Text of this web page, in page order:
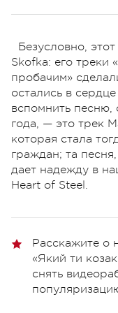
Безусловно,
Skofka: его треки
пробачим»
остались в
вспомнить песню,
года, — это трек
которая стала
граждан; та
дает надежду в
Heart of Steel.
Расскажите о
«Який ти
снять